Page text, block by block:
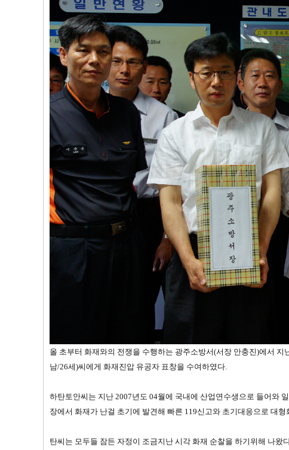
올 초부터 화재와의 전쟁을 수행하는 광주소방서(서장 안충진)에서
남/26세)씨에게 화재진압 유공자 표창을 수여하였다.
하탄토안씨는 지난 2007년도 04월에 국내에 산업연수생으로 들어와
장에서 화재가 난걸 초기에 발견해 빠른 119신고와 초기대응으로 대
탄씨는 모두들 잠든 자정이 조금지난 시각 화재 순찰을 하기위해 나